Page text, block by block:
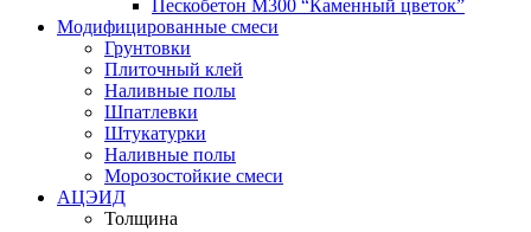
Пескобетон М300 “Каменный цветок”
Модифицированные смеси
Грунтовки
Плиточный клей
Наливные полы
Шпатлевки
Штукатурки
Наливные полы
Морозостойкие смеси
АЦЭИД
Толщина